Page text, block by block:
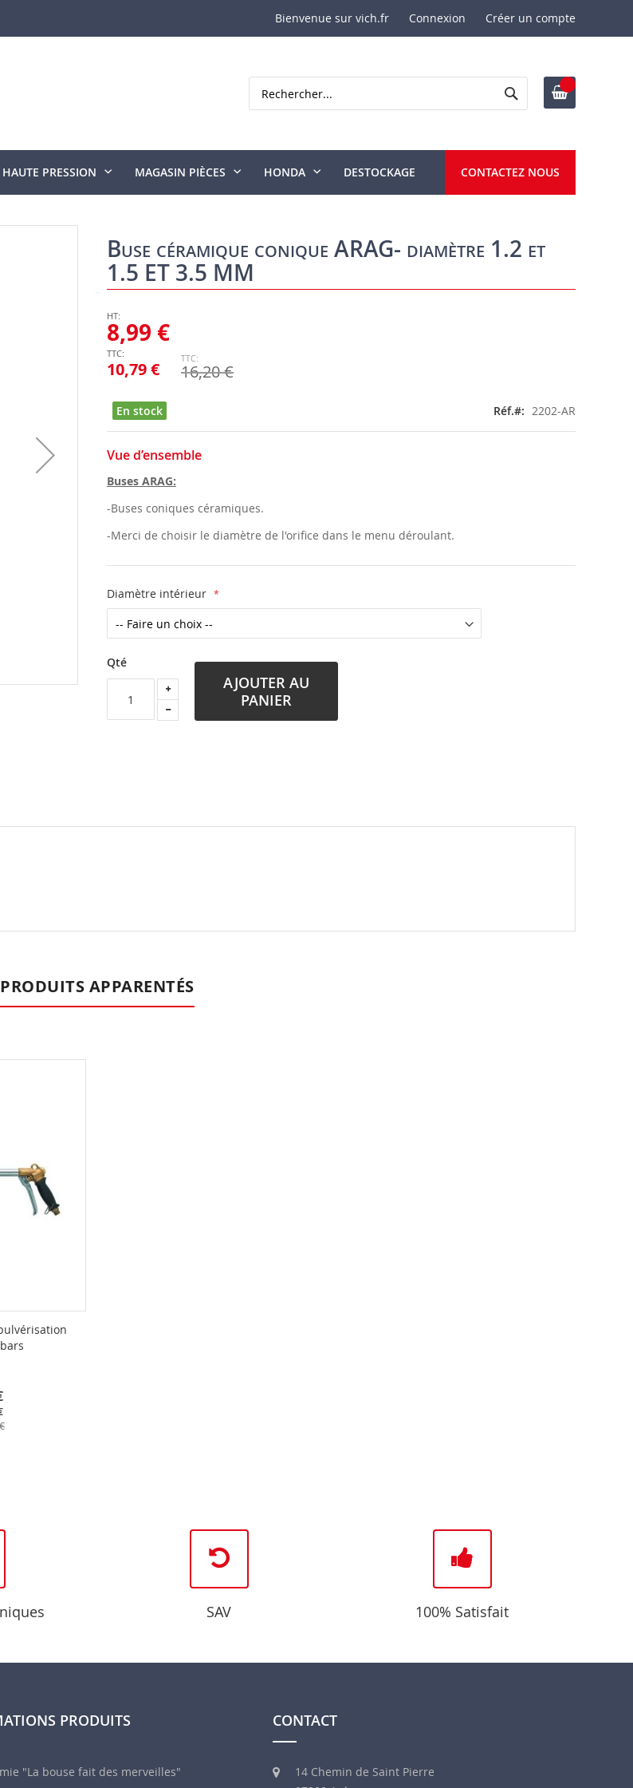
Bienvenue sur vich.fr Connexion Créer un compte
Rechercher
PRESSION MAGASIN PIÈCES HONDA DESTOCKAGE CONTACTEZ NOUS
Buse céramique conique ARAG- diamètre 1.2 et
1.5 ET 3.5 MM
10,79 €
8,99 €
16,20 €
En stock Réf. 2202-AR
Vue d’ensemble
Buses ARAG:
-Buses coniques céramiques.
-Merci de choisir le diamètre de l'orifice dans le menu déroulant.
Diamètre intérieur
Qté
AJOUTER AU
PANIER
PRODUITS APPARENTÉS
SAV 100% Satisfait
PRODUITS
"La bouse fait des merveilles"
CONTACT
14 Chemin de Saint Pierre